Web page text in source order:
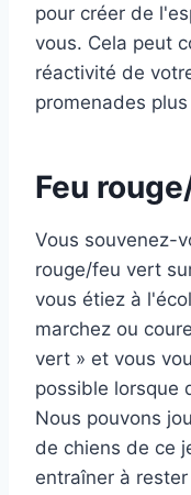
pour créer de
vous. Cela peut
réactivité de
promenades
Feu
Vous souvenez-
rouge/feu vert
vous étiez à
marchez ou
vert » et vous
possible lorsque
Nous pouvons
de chiens de ce
entraîner à